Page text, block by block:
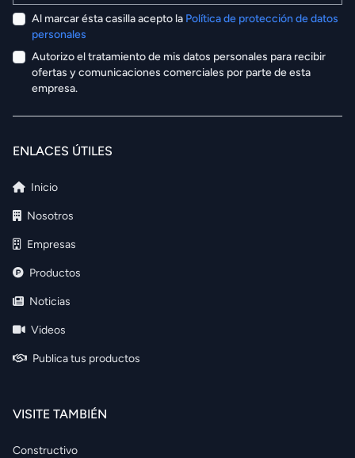
Al marcar ésta casilla acepto la Política de protección de datos
personales
Autorizo el tratamiento de mis datos personales para recibir
ofertas y comunicaciones comerciales por parte de esta
empresa.
ENLACES ÚTILES
Inicio
Nosotros
Empresas
Productos
Noticias
Videos
Publica tus productos
VISITE TAMBIÉN
Constructivo